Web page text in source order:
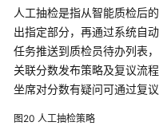
人工抽检是指从智能质检后
出指定部分，再通过系统自
任务推送到质检员待办列表
关联分数发布策略及复议流
坐席对分数有疑问可通过复议
图20 人工抽检策略